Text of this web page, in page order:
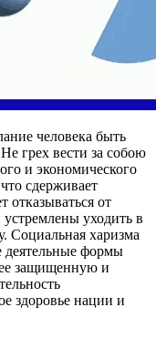
человека быть
грех вести за собою
и экономического
сдерживает
отказываться от
уходить в
Социальная харизма
деятельные формы
защищенную и
здоровье нации и